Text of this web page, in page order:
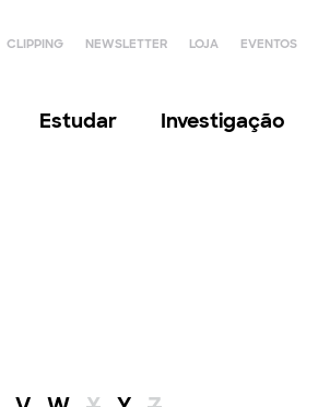
CLIPPING NEWSLETTER LOJA EVENTOS
Estudar Investigação